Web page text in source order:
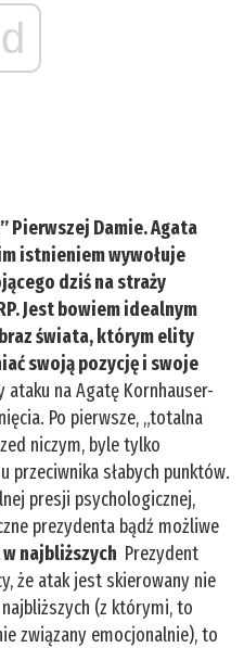
Pierwszej Damie. Agata
istnieniem wywołuje
dziś na straży
Jest bowiem idealnym
świata, którym elity
swoją pozycję i swoje
ataku na Agatę Kornhauser-
Po pierwsze, „totalna
niczym, byle tylko
przeciwnika słabych punktów.
presji psychologicznej,
prezydenta bądź możliwe
w najbliższych Prezydent
że atak jest skierowany nie
(z którymi, to
związany emocjonalnie), to